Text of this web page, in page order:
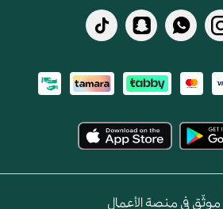
موثّق في منصة الأعمال